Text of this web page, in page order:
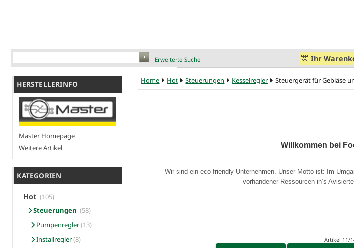
Erweiterte Suche Ihr
HERSTELLERINFO
Master Homepage
Weitere Artikel
KATEGORIEN
Hot (105)
Steuerungen (58)
Pumpenregler(13)
Installregler(8)
Home Hot Steuerungen Kesselregler Steuergerät für Gebläse
Willkommen bei
Wir sind ein eco-friendly Unternehmen. Unser Motto ist: Im
vorhandener Ressourcen in’s
Artikel 11/